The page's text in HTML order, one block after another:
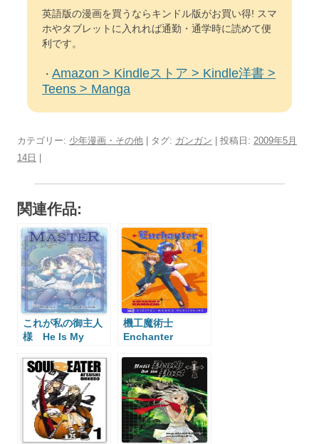
英語版の漫画を買うならキンドル版がお買い得! スマ
ホやタブレットに入れれば通勤・通学時に読めて便
利です。
・ Amazon > Kindleストア > Kindle洋書 >
Teens > Manga
カテゴリー: 少年漫画・その他 | タグ: ガンガン | 投稿日: 2009年5月
14日
関連作品:
これが私の御主人
様 He Is My
機工魔術士
Enchanter